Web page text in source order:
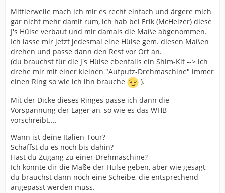
Mittlerweile mach ich mir es recht einfach und ärgere mich
gar nicht mehr damit rum, ich hab bei Erik (McHeizer) diese
J's Hülse verbaut und mir damals die Maße abgenommen.
Ich lasse mir jetzt jedesmal eine Hülse gem. diesen Maßen
drehen und passe dann den Rest vor Ort an.
(du brauchst für die J's Hülse ebenfalls ein Shim-Kit --> ich
drehe mir mit einer kleinen "Aufputz-Drehmaschine" immer
einen Ring so wie ich ihn brauche
).
Mit der Dicke dieses Ringes passe ich dann die
Vorspannung der Lager an, so wie es das WHB
vorschreibt....
Wann ist deine Italien-Tour?
Schaffst du es noch bis dahin?
Hast du Zugang zu einer Drehmaschine?
Ich könnte dir die Maße der Hülse geben, aber wie gesagt,
du brauchst dann noch eine Scheibe, die entsprechend
angepasst werden muss.